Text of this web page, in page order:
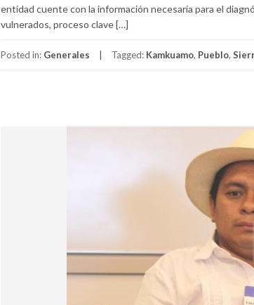
entidad cuente con la información necesaria para el
vulnerados, proceso clave […]
Posted in: Generales Tagged: Kamkuamo, Pueblo,